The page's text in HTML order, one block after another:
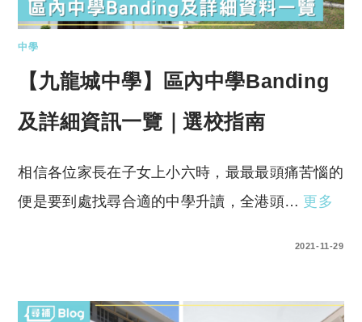
中學
【九龍城中學】區內中學Banding
及詳細資訊一覽｜選校指南
相信各位家長在子女上小六時，最最最頭痛苦惱的
便是要到處找尋合適的中學升讀，全港頭… 更多
2021-11-29